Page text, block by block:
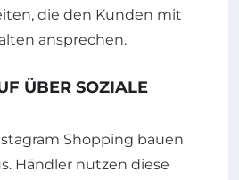
die den Kunden mit
ansprechen.
ÜBER SOZIALE
Shopping bauen
Händler nutzen diese